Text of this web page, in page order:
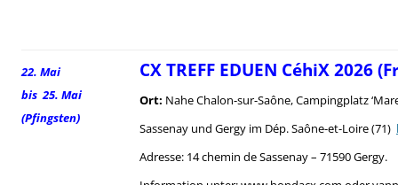
22. Mai
bis 25. Mai
(Pfingsten)
CX TREFF EDUEN CéhiX 2026
Ort: Nahe Chalon-sur-Saône, Campingplatz
Sassenay und Gergy im Dép. Saône-et-Loire (71)
Adresse: 14 chemin de Sassenay – 71590 Gergy.